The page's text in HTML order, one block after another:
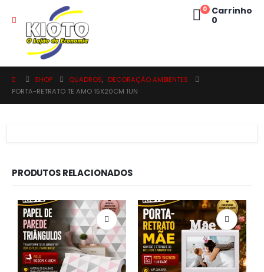
0 Carrinho
0
SHOP QUADROS, DECORAÇÃO AMBIENTES
PORTA-RETRATO TE AMO 15X20CM 1UN
PRODUTOS RELACIONADOS